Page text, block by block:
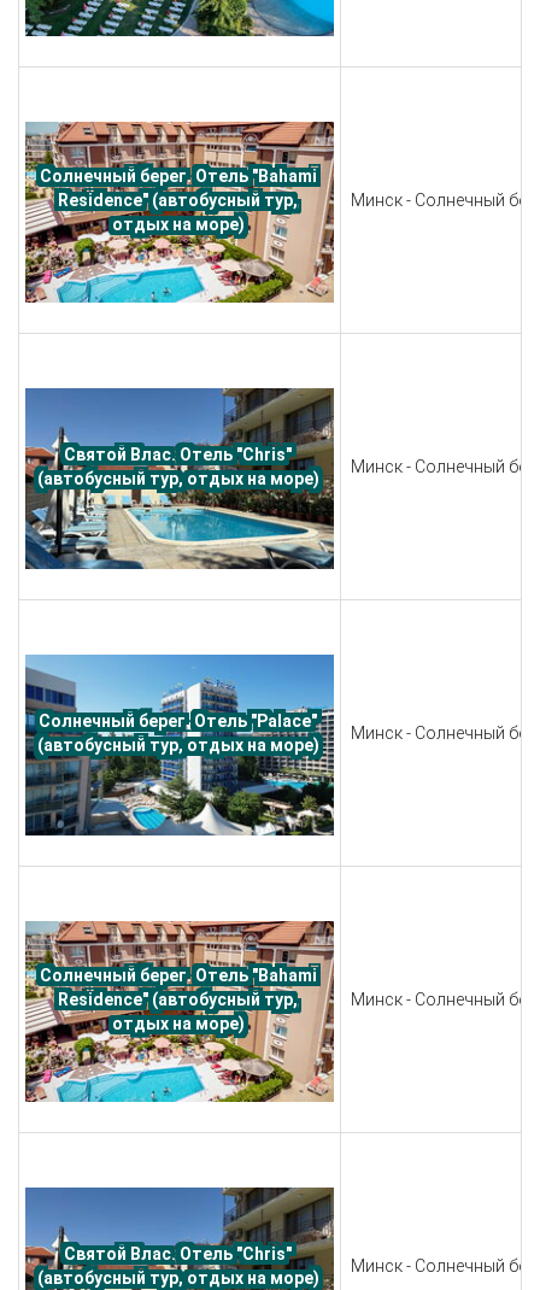
Солнечный берег. Отель "Bahami
Residence" (автобусный тур,
отдых на море)
Минск - Солнечный
Святой Влас. Отель "Chris"
(автобусный тур, отдых на море)
Минск - Солнечный
Солнечный берег. Отель "Palace"
(автобусный тур, отдых на море)
Минск - Солнечный
Солнечный берег. Отель "Bahami
Residence" (автобусный тур,
отдых на море)
Минск - Солнечный
Святой Влас. Отель "Chris"
(автобусный тур, отдых на море)
Минск - Солнечный